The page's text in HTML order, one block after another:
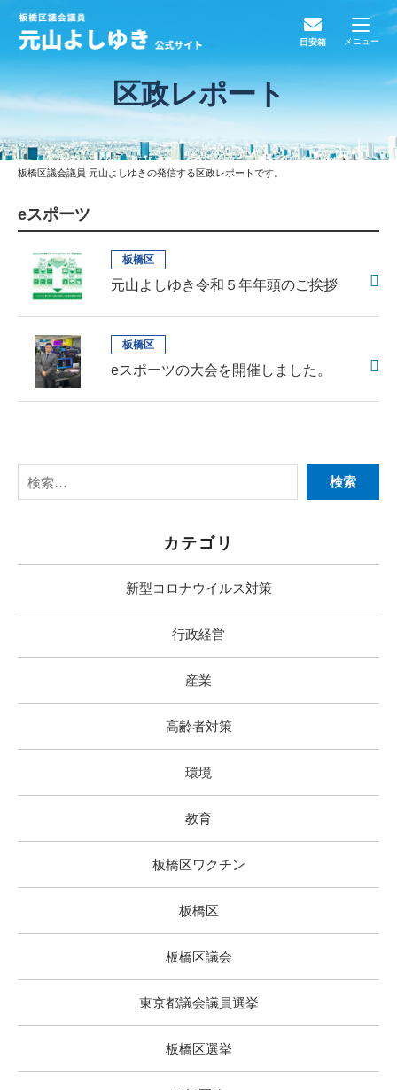
目安箱 メニュー
板橋区議会議員 元山よしゆきの発信する区政レポートです。
区政レポート
eスポーツ
板橋区
元山よしゆき令和５年年頭のご挨拶
板橋区
eスポーツの大会を開催しました。
カテゴリ
新型コロナウイルス対策
行政経営
産業
高齢者対策
環境
教育
板橋区ワクチン
板橋区
板橋区議会
東京都議会議員選挙
板橋区選挙